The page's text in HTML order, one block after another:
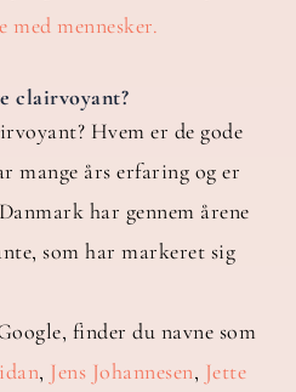
med mennesker.
clairvoyant?
Hvem er de gode
mange års erfaring og er
har gennem årene
som har markeret sig
finder du navne som
, Jens Johannesen, Jette